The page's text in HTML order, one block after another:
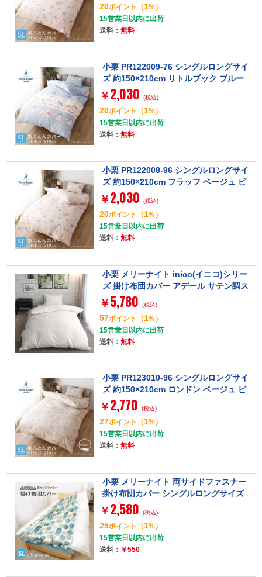
20ポイント （1%）
15営業日以内に出荷
送料： 無料
小栗 PR122009-76 シングルロングサイ
ズ 約150×210cm リトルブック ブルー
ピーターラビット [掛け布団カバー]
￥ 2,030 (税込)
20ポイント （1%）
15営業日以内に出荷
送料： 無料
小栗 PR122008-96 シングルロングサイ
ズ 約150×210cm フラッフ ベージュ ピ
ーターラビット [掛け布団カバー]
￥ 2,030 (税込)
20ポイント （1%）
15営業日以内に出荷
送料： 無料
小栗 メリーナイト inico(イニコ)シリー
ズ 掛け布団カバー アデール サテン調ス
トライプ ハシゴレース 約190×210cm
アイボリー
￥ 5,780 (税込)
57ポイント （1%）
15営業日以内に出荷
送料： 無料
小栗 PR123010-96 シングルロングサイ
ズ 約150×210cm ロンドン ベージュ ピ
ーターラビット [掛け布団カバー]
￥ 2,770 (税込)
27ポイント （1%）
15営業日以内に出荷
送料： 無料
小栗 メリーナイト 両サイドファスナー
掛け布団カバー シングルロングサイズ
コットン 約150×210cm ドット グリー
ン
￥ 2,580 (税込)
25ポイント （1%）
15営業日以内に出荷
送料： ￥550